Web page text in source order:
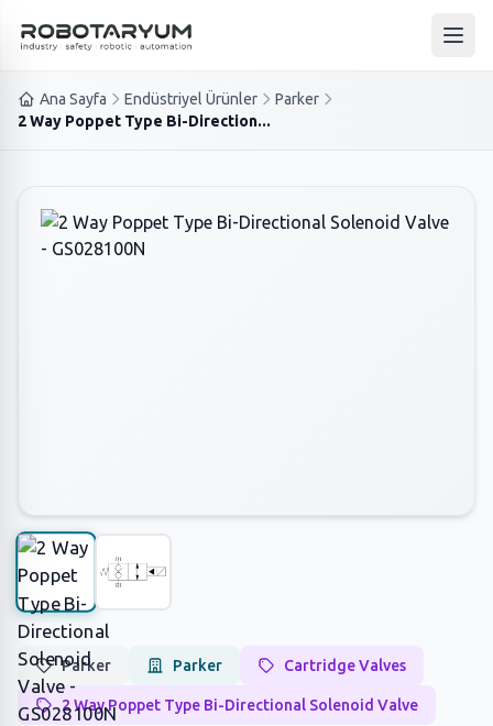
Ana içeriğe geç
Ana
Ana Sayfa Endüstriyel Ürünler
Parker
2 Way Poppet Type Bi-Direction...
Parker Parker Cartridge Valves
2 Way Poppet Type Bi-Directional Solenoid Valve